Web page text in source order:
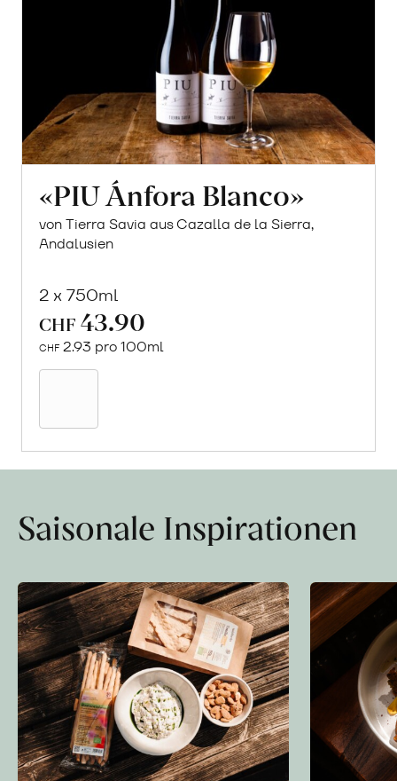
«PIU Ánfora Blanco»
von Tierra Savia aus Cazalla de la Sierra,
Andalusien
2 x 750ml
CHF 43.90
CHF 2.93 pro 100ml
Saisonale Inspirationen